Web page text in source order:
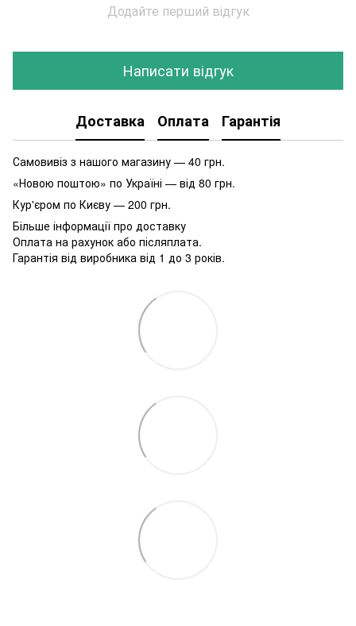
Додайте перший відгук
Написати відгук
Доставка Оплата Гарантія
Самовивіз з нашого магазину — 40 грн.
«Новою поштою» по Україні — від 80 грн.
Кур'єром по Києву — 200 грн.
Більше інформації про доставку
Оплата на рахунок або післяплата.
Гарантія від виробника від 1 до 3 років.